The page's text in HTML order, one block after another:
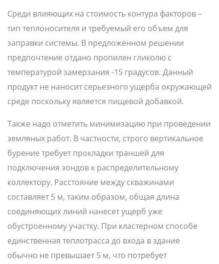
Среди влияющих на стоимость контура факторов –
тип теплоносителя и требуемый его объем для
заправки системы. В предложенном решении
предпочтение отдано пропилен гликолю с
температурой замерзания -15 градусов. Данный
продукт не наносит серьезного ущерба окружающей
среде поскольку является пищевой добавкой.
Также надо отметить минимизацию при проведении
земляных работ. В частности, строго вертикальное
бурение требует прокладки траншей для
подключения зондов к распределительному
коллектору. Расстояние между скважинами
составляет 5 м, таким образом, общая длина
соединяющих линий нанесет ущерб уже
обустроенному участку. При кластерном способе
единственная теплотрасса до входа в здание
обычно не превышает 5 м, что потребует